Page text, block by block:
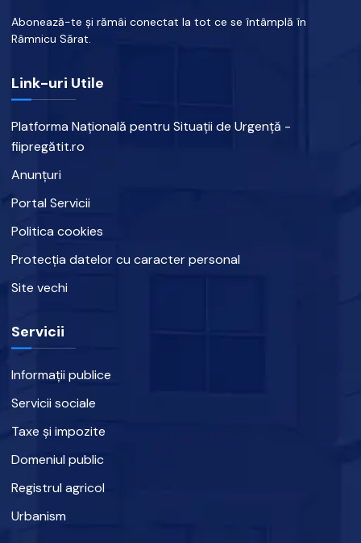
Abonează-te și rămâi conectat la tot ce se întâmplă în
Râmnicu Sărat.
Link-uri Utile
Platforma Națională pentru Situații de Urgență -
fiipregătit.ro
Anunțuri
Portal Servicii
Politica cookies
Protecția datelor cu caracter personal
Site vechi
Servicii
Informații publice
Servicii sociale
Taxe și impozite
Domeniul public
Registrul agricol
Urbanism